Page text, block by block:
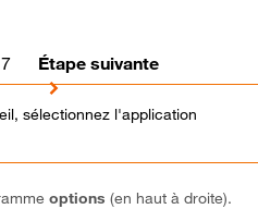
Étape suivante
sélectionnez l'application
options(en haut à droite).